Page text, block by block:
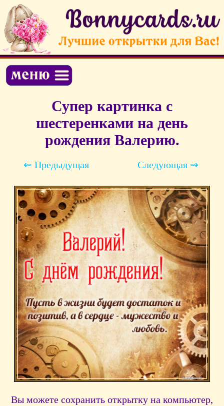
Супер картинка с
шестеренками на день
рождения Валерию.
⇜ Предыдущая Следующая ⇝
Вы можете сохранить открытку на компьютер,